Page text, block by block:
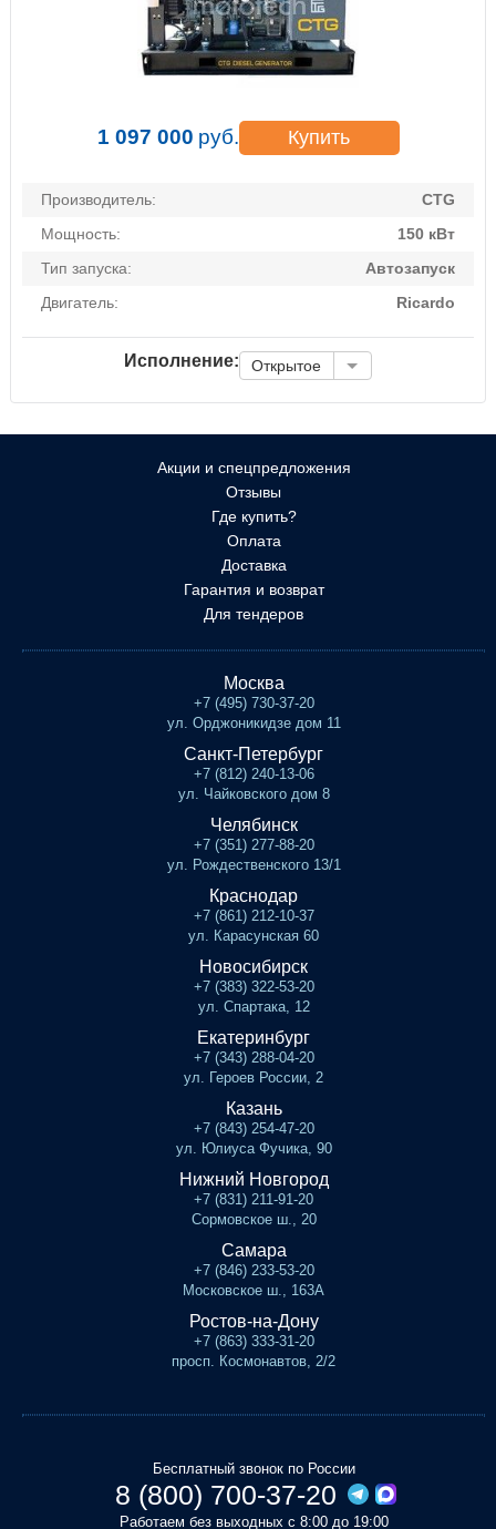
1 097 000 руб. Купить
Производитель:
CTG
Мощность:
150 кВт
Тип запуска:
Автозапуск
Двигатель:
Ricardo
Исполнение: Открытое
Акции и спецпредложения
Отзывы
Где купить?
Оплата
Доставка
Гарантия и возврат
Для тендеров
Москва
+7 (495) 730-37-20
ул. Орджоникидзе дом 11
Санкт-Петербург
+7 (812) 240-13-06
ул. Чайковского дом 8
Челябинск
+7 (351) 277-88-20
ул. Рождественского 13/1
Краснодар
+7 (861) 212-10-37
ул. Карасунская 60
Новосибирск
+7 (383) 322-53-20
ул. Спартака, 12
Екатеринбург
+7 (343) 288-04-20
ул. Героев России, 2
Казань
+7 (843) 254-47-20
ул. Юлиуса Фучика, 90
Нижний Новгород
+7 (831) 211-91-20
Сормовское ш., 20
Самара
+7 (846) 233-53-20
Московское ш., 163А
Ростов-на-Дону
+7 (863) 333-31-20
просп. Космонавтов, 2/2
Бесплатный звонок по России
8 (800) 700-37-20
Работаем без выходных с 8:00 до 19:00